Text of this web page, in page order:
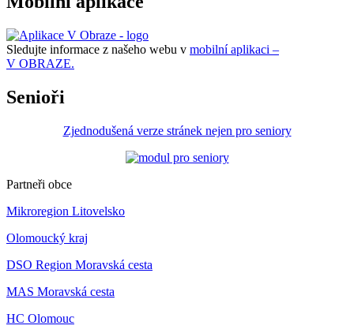
Sledujte informace z našeho webu v mobilní aplikaci –
V OBRAZE.
Senioři
Zjednodušená verze stránek nejen pro seniory
Partneři obce
Mikroregion Litovelsko
Olomoucký kraj
DSO Region Moravská cesta
MAS Moravská cesta
HC Olomouc